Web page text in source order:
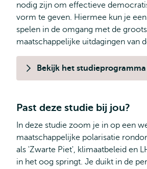
nodig zijn om effectieve
vorm te geven. Hiermee kun je
spelen in de omgang met de
maatschappelijke uitdagingen van
Bekijk het studieprogramma
Past deze studie bij jou?
In deze studie zoom je in op een
maatschappelijke polarisatie
als 'Zwarte Piet', klimaatbeleid en
in het oog springt. Je duikt in de